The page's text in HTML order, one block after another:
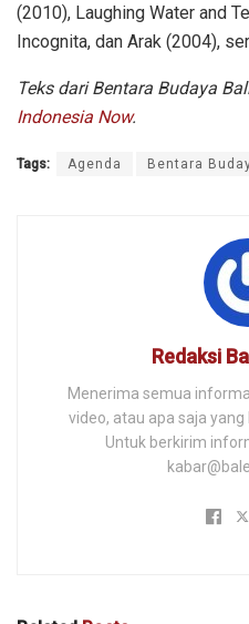
(2010), Laughing Water and
Incognita, dan Arak (2004),
Teks dari Bentara Budaya
Indonesia Now.
Tags: Agenda Bentara
Redaksi
Menerima semua
video, atau apa saja
Untuk berkirim